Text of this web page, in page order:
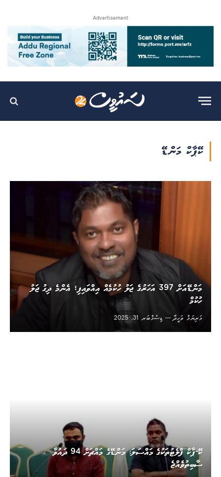
Advertisement
ކޭޕާކް މަންޑޭ
މަންޑޭއަށް 397 އަހަރުގެ ޖަލު ހުކުމެއް އިއްވައިފި؛ އެންމެ ދިގު ޖަލު
ހުކުމް
މަރިޔަމް ވަހީދާ
ޑިސެމްބަރ 31, 2025
ކޭ-ޕާކް ފްލެޓުތަކުގެ މައްސަލަ: މަންޑޭގެ މައްޗަށް 94 ދައުވާ
ސާބިތުވެއްޖެ